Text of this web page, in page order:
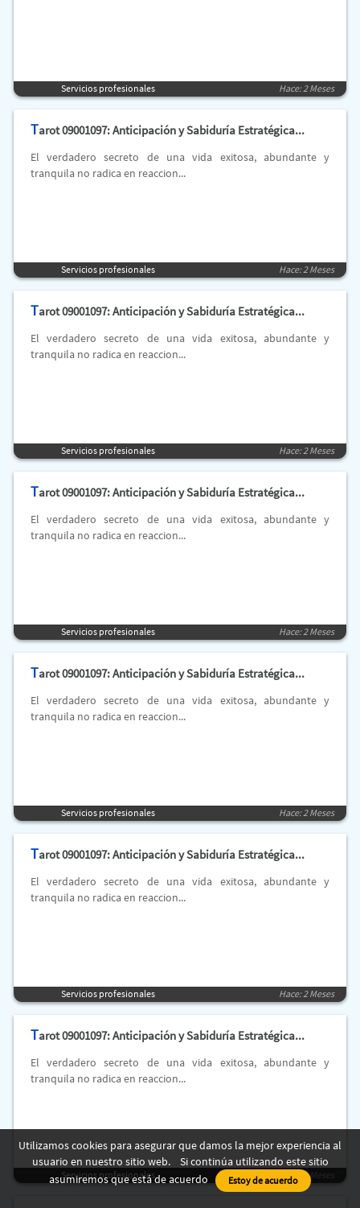
Servicios profesionales Hace: 2 Meses
Tarot 09001097: Anticipación y Sabiduría Estratégica...
El verdadero secreto de una vida exitosa, abundante y
tranquila no radica en reaccion...
Servicios profesionales Hace: 2 Meses
Tarot 09001097: Anticipación y Sabiduría Estratégica...
El verdadero secreto de una vida exitosa, abundante y
tranquila no radica en reaccion...
Servicios profesionales Hace: 2 Meses
Tarot 09001097: Anticipación y Sabiduría Estratégica...
El verdadero secreto de una vida exitosa, abundante y
tranquila no radica en reaccion...
Servicios profesionales Hace: 2 Meses
Tarot 09001097: Anticipación y Sabiduría Estratégica...
El verdadero secreto de una vida exitosa, abundante y
tranquila no radica en reaccion...
Servicios profesionales Hace: 2 Meses
Tarot 09001097: Anticipación y Sabiduría Estratégica...
El verdadero secreto de una vida exitosa, abundante y
tranquila no radica en reaccion...
Servicios profesionales Hace: 2 Meses
Tarot 09001097: Anticipación y Sabiduría Estratégica...
El verdadero secreto de una vida exitosa, abundante y
tranquila no radica en reaccion...
Servicios profesionales Hace: 2 Meses
Utilizamos cookies para asegurar que damos la mejor experiencia al
usuario en nuestro sitio web. Si continúa utilizando este sitio
asumiremos que está de acuerdo
Estoy de acuerdo